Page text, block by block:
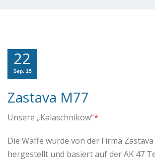
22
Sep. 15
Zastava M77
Unsere „Kalaschnikow“*
Die Waffe wurde von der Firma
hergestellt und basiert auf der AK 47